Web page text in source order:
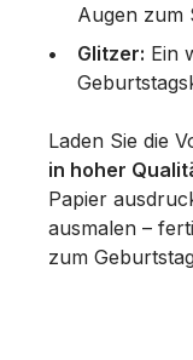
Augen zum
Glitzer: Ein
Laden Sie die
in hoher
Papier
ausmalen –
zum